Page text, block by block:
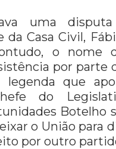
uma
Casa Civil,
o nome
por parte
legenda que
do
Botelho
o União para
por outro